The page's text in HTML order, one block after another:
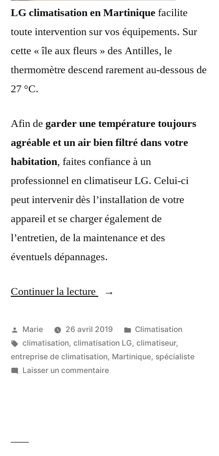
LG climatisation en Martiniquefacilite
toute intervention sur vos équipements. Sur
cette « île aux fleurs » des Antilles, le
thermomètre descend rarement au-dessous de
27 °C.
Afin de garder une température toujours
agréable et un air bien filtré dans votre
habitation, faites confiance à un
professionnel en climatiseur LG. Celui-ci
peut intervenir dès l’installation de votre
appareil et se charger également de
l’entretien, de la maintenance et des
éventuels dépannages.
Continuer la lecture
« Votre
LG
climatisation
en
Publié
par
Marie 26 avril 2019
Publié
dans
Climatisation
Étiquettes :
climatisation, climatisation LG, climatiseur,
entreprise de climatisation, Martinique, spécialiste
Laisser un commentairesur